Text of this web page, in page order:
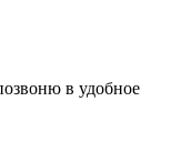
в удобное